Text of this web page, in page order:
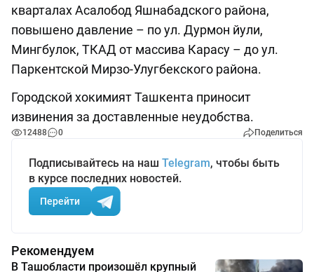
кварталах Асалобод Яшнабадского района,
повышено давление – по ул. Дурмон йули,
Мингбулок, ТКАД от массива Карасу – до ул.
Паркентской Мирзо-Улугбекского района.
Городской хокимият Ташкента приносит
извинения за доставленные неудобства.
12488 0 Поделиться
Подписывайтесь на наш Telegram, чтобы быть
в курсе последних новостей.
Перейти
Рекомендуем
В Ташобласти произошёл крупный